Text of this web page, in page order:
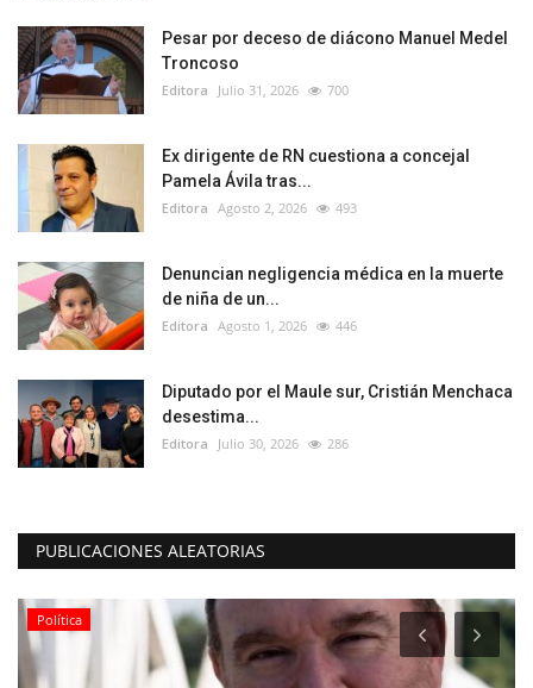
Pesar por deceso de diácono Manuel Medel
Troncoso
Editora Julio 31, 2026 700
Ex dirigente de RN cuestiona a concejal
Pamela Ávila tras...
Editora Agosto 2, 2026 493
Denuncian negligencia médica en la muerte
de niña de un...
Editora Agosto 1, 2026 446
Diputado por el Maule sur, Cristián Menchaca
desestima...
Editora Julio 30, 2026 286
PUBLICACIONES ALEATORIAS
Política